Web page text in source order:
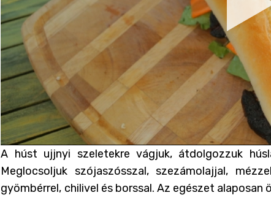
A húst ujjnyi szeletekre vágjuk, átdolgozzuk
Meglocsoljuk szójaszósszal, szezámolajjal,
gyömbérrel, chilivel és borssal. Az egészet